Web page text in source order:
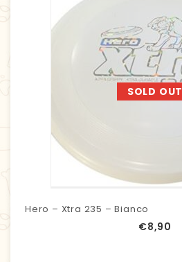
SOLD OUT
Hero – Xtra 235 – Bianco
€8,90